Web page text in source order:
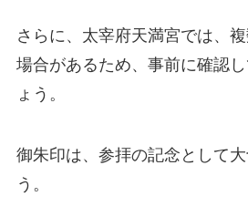
さらに、太宰府天満宮では、
場合があるため、事前に確認
ょう。
御朱印は、参拝の記念として
う。